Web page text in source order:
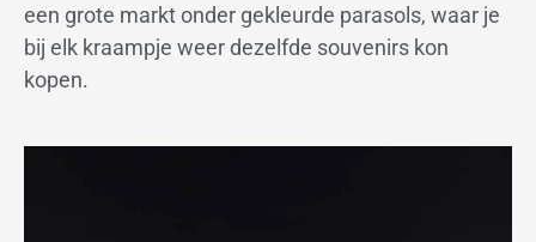
een grote markt onder gekleurde parasols, waar je
bij elk kraampje weer dezelfde souvenirs kon
kopen.